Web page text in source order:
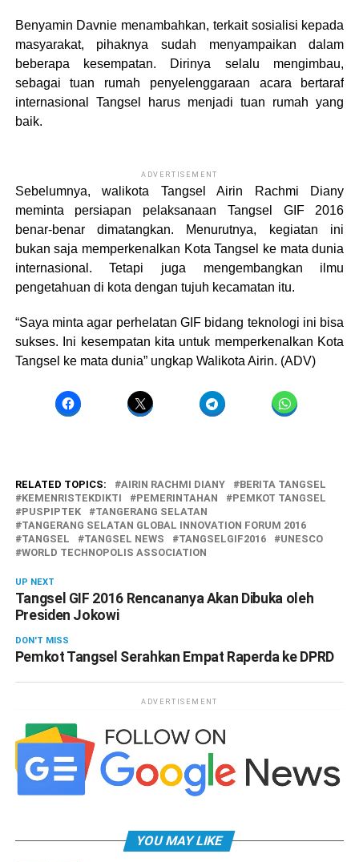
Benyamin Davnie menambahkan, terkait sosialisi kepada
masyarakat, pihaknya sudah menyampaikan dalam
beberapa kesempatan. Dirinya selalu mengimbau,
sebagai tuan rumah penyelenggaraan acara bertaraf
internasional Tangsel harus menjadi tuan rumah yang
baik.
ADVERTISEMENT
Sebelumnya, walikota Tangsel Airin Rachmi Diany
meminta persiapan pelaksanaan Tangsel GIF 2016
benar-benar dimatangkan. Menurutnya, kegiatan ini
bukan saja memperkenalkan Kota Tangsel ke mata dunia
internasional. Tetapi juga mengembangkan ilmu
pengetahuan di kota dengan tujuh kecamatan itu.
“Saya minta agar perhelatan GIF bidang teknologi ini bisa
sukses. Ini kesempatan kita untuk memperkenalkan Kota
Tangsel ke mata dunia” ungkap Walikota Airin. (ADV)
RELATED TOPICS: AIRIN RACHMI DIANY
BERITA TANGSEL
KEMENRISTEKDIKTI
PEMERINTAHAN
PEMKOT TANGSEL
PUSPIPTEK
TANGERANG SELATAN
TANGERANG SELATAN GLOBAL INNOVATION FORUM 2016
TANGSEL
TANGSEL NEWS TANGSELGIF2016
UNESCO
WORLD TECHNOPOLIS ASSOCIATION
UP NEXT
Tangsel GIF 2016 Rencananya Akan Dibuka oleh
Presiden Jokowi
DON'T MISS
Pemkot Tangsel Serahkan Empat Raperda ke DPRD
ADVERTISEMENT
YOU MAY LIKE